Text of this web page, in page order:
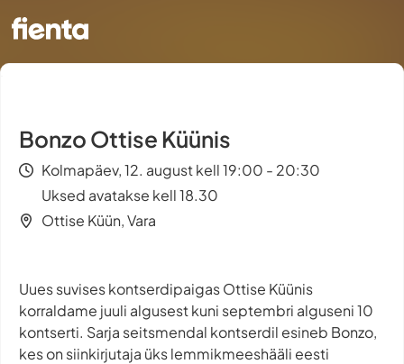
Bonzo Ottise Küünis
Kolmapäev, 12. august kell 19:00 - 20:30
Uksed avatakse kell 18.30
Ottise Küün, Vara
Uues suvises kontserdipaigas Ottise Küünis
korraldame juuli algusest kuni septembri alguseni 10
kontserti. Sarja seitsmendal kontserdil esineb Bonzo,
kes on siinkirjutaja üks lemmikmeeshääli eesti